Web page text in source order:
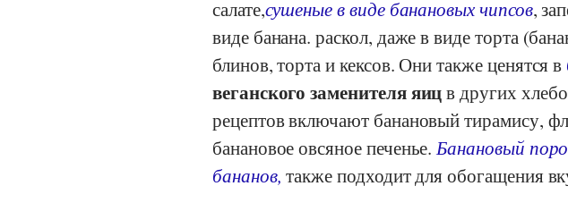
салате,сушеные в виде банановых чипсов,
виде банана. раскол, даже в виде торта
блинов, торта и кексов. Они также ценятся в
веганского заменителя яицв других
рецептов включают банановый тирамису,
банановое овсяное печенье.Банановый
бананов, также подходит для обогащения